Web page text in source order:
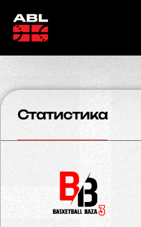
Статистика